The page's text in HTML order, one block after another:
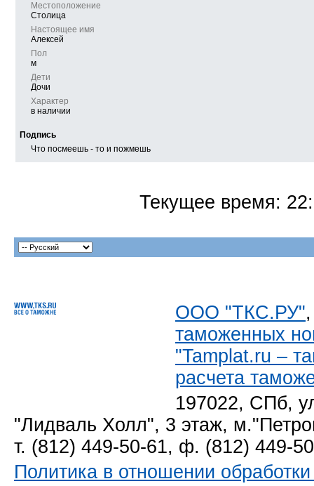
Местоположение
Столица
Настоящее имя
Алексей
Пол
м
Дети
Дочи
Характер
в наличии
Подпись
Что посмеешь - то и пожмешь
Текущее время:
ООО "ТКС.РУ"
таможенных
"Tamplat.ru –
расчета
197022, СПб,
"Лидваль Холл", 3 этаж,
т. (812) 449-50-61, ф. (812) 449-
Политика в отношении